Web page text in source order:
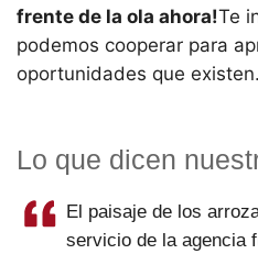
frente de la ola ahora!Te
podemos cooperar para
oportunidades que existen.
Lo que dicen
El paisaje de los
servicio de la agencia